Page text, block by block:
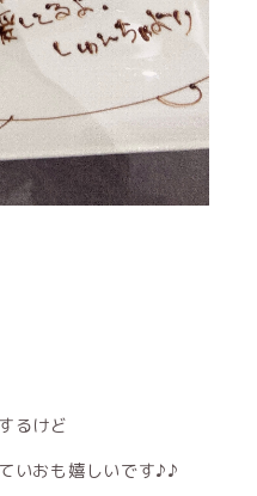
るけど
いおも嬉しいです♪♪